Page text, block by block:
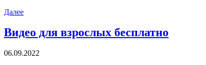
Далее
Видео для взрослых бесплатно
06.09.2022